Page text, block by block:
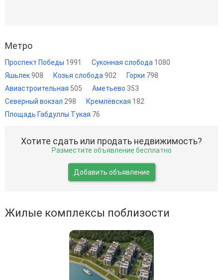
Метро
Проспект Победы 1991 Суконная слобода 1080
Яшьлек908 Козья слобода 902 Горки 798
Авиастроительная 505 Аметьево 353
Северный вокзал 298 Кремлёвская 182
Площадь Габдуллы Тукая 76
Хотите сдать или продать недвижимость?
Разместите объявление бесплатно
Добавить объявление
Жилые комплексы поблизости